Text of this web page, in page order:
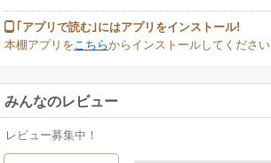
｢アプリで読む｣にはアプリをインストール!
本棚アプリをこちらからインストールしてください
みんなのレビュー
レビュー募集中！